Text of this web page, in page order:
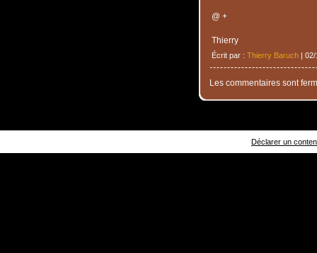
@ +
Thierry
Écrit par : Thierry Baruch| 02/
Les commentaires sont
Déclarer un